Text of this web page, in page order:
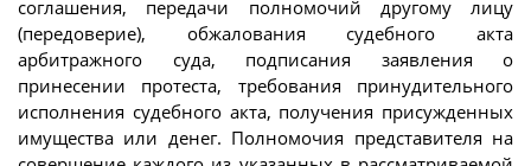
соглашения, передачи полномочий другому лицу
(передоверие), обжалования судебного акта
арбитражного суда, подписания заявления о
принесении протеста, требования принудительного
исполнения судебного акта, получения присужденных
имущества или денег. Полномочия представителя на